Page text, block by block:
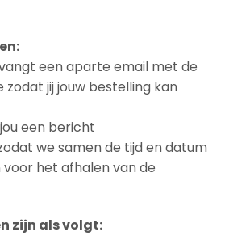
een aparte email met de
jij jouw bestelling kan
een bericht
we samen de tijd en datum
het afhalen van de
zijn als volgt: